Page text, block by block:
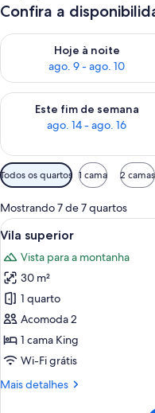
Confira a
Hoje à noite
ago. 9 - ago. 10
Verifica a disponibilidade
Este fim de semana
ago. 14 - ago. 16
Verifica a disponibilidade
Filtros
disponíveis
para
os
quartos
Todos os quartos 1 cama 2 camas
Mostrando 7 de 7 quartos
Carrega
todas
as
fotos
de
Vila
superior
12
Vila superior
Vista para a montanha
30 m²
1 quarto
Acomoda 2
1 cama King
Wi-Fi grátis
Mais detalhes
Mais